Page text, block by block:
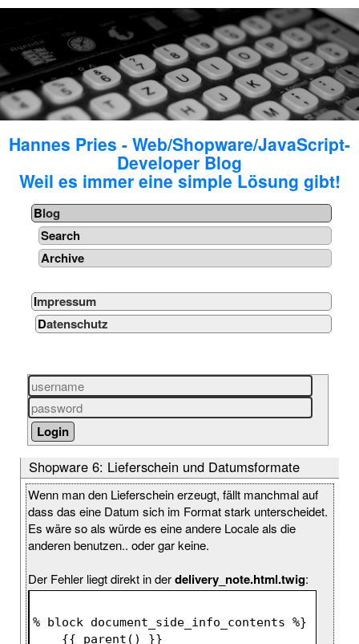
Hannes Pries - Web/Shopware/JavaScript-
Developer Blog
Weil es immer eine simple Lösung gibt!
Blog
Search
Archive
Impressum
Datenschutz
Shopware 6: Lieferschein und Datumsformate
Wenn man den Lieferschein erzeugt, fällt manchmal auf
dass das eine Datum sich im Format stark unterscheidet.
Es wäre so als würde es eine andere Locale als die
anderen benutzen.. oder gar keine.
Der Fehler liegt direkt in derdelivery_note.html.twig:
% block document_side_info_contents %}
    {{ parent() }}